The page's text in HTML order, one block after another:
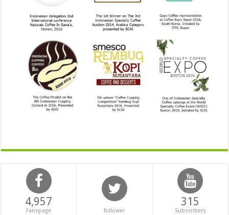
4,957
Fanspage follower
315
Subscribers